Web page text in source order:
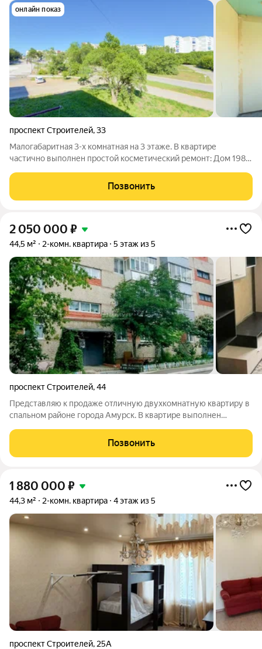
онлайн показ
проспект Строителей,33
Малогабаритная 3-х комнатная на 3 этаже. В квартире
частично выполнен простой косметический ремонт: Дом 1980
комнатах, напольное покрытие линолеум и ковролин, все окна
из ПВХ профиля, выходят на
Позвонить
2 050 000 ₽
44,5 м² 2-комн. квартира 5 этаж из 5
проспект Строителей,44
Представляю к продаже отличную двухкомнатную квартиру в
спальном районе города Амурск. В квартире выполнен
стеклопакеты, балкон остеклен. Квартира полностью
мебелирована, что принесет дополнительный
Позвонить
1 880 000 ₽
44,3 м² 2-комн. квартира 4 этаж из 5
проспект Строителей, 25А